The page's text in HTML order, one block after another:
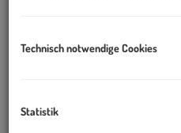
Unternehmer:
350 m² Freifläche in
Technisch notwendige Cookies
Statistik